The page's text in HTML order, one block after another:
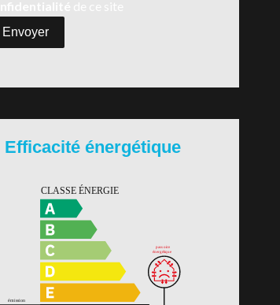
Envoyer
Efficacité énergétique